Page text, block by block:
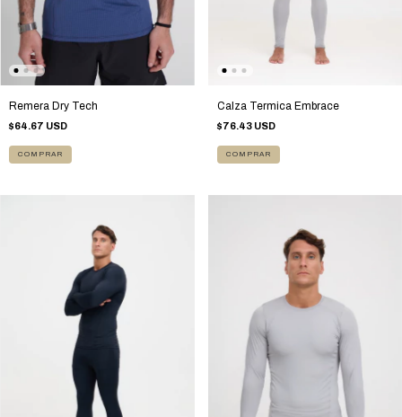
Remera Dry Tech
$64.67 USD
COMPRAR
Calza Termica Embrace
$76.43 USD
COMPRAR